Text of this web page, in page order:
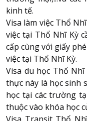
kinh tế.
Visa làm việc Thổ
việc tại Thổ Nhĩ Kỳ
cấp cùng với giấy
việc tại Thổ Nhĩ Kỳ.
Visa du học Thổ
thực này là học sinh
học tại các trường
thuộc vào khóa học